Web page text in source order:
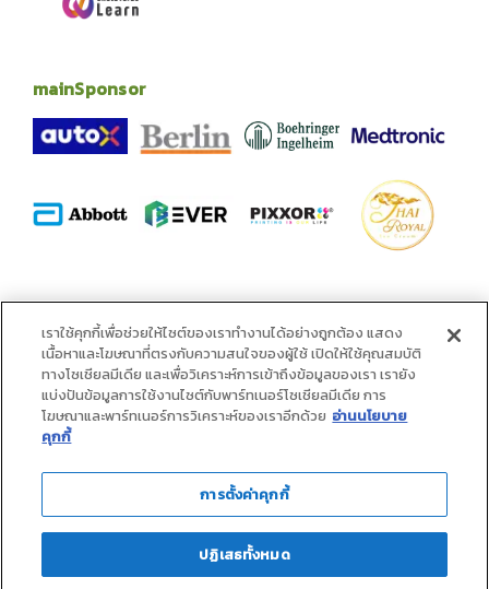
mainSponsor
alliance
เราใช้คุกกี้เพื่อช่วยให้ไซต์ของเราทำงานได้อย่างถูกต้อง แสดง
เนื้อหาและโฆษณาที่ตรงกับความสนใจของผู้ใช้ เปิดให้ใช้คุณสมบัติ
ทางโซเชียลมีเดีย และเพื่อวิเคราะห์การเข้าถึงข้อมูลของเรา เรายัง
แบ่งปันข้อมูลการใช้งานไซต์กับพาร์ทเนอร์โซเชียลมีเดีย การ
โฆษณาและพาร์ทเนอร์การวิเคราะห์ของเราอีกด้วย อ่านนโยบาย
คุกกี้
การตั้งค่าคุกกี้
ปฏิเสธทั้งหมด